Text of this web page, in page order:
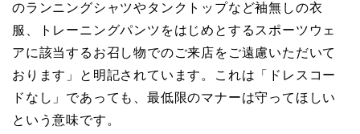
のランニングシャツやタンクトップなど袖無しの衣
服、トレーニングパンツをはじめとするスポーツウェ
アに該当するお召し物でのご来店をご遠慮いただいて
おります」と明記されています。これは「ドレスコー
ドなし」であっても、最低限のマナーは守ってほしい
という意味です。